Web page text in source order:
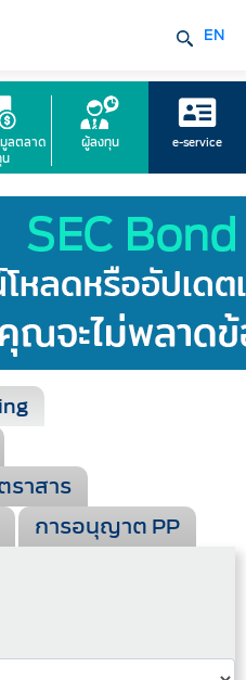
EN
ลตลาด
ผู้ลงทุน e-service
าสาร
การอนุญาต PP